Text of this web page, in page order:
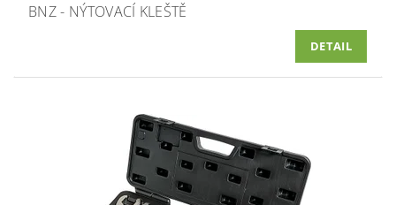
BNZ - NÝTOVACÍ KLEŠTĚ
DETAIL